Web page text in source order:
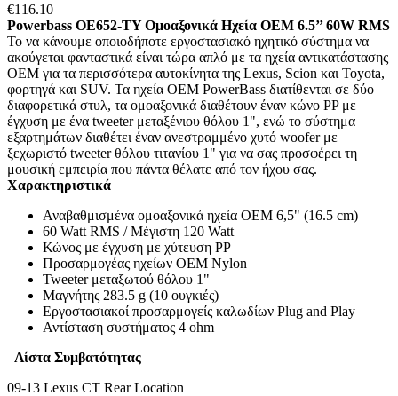
€116.10
Powerbass OE652-TY Ομοαξονικά Ηχεία ΟΕΜ 6.5’’ 60W RMS
Το να κάνουμε οποιοδήποτε εργοστασιακό ηχητικό σύστημα να
ακούγεται φανταστικά είναι τώρα απλό με τα ηχεία αντικατάστασης
ΟΕΜ για τα περισσότερα αυτοκίνητα της Lexus, Scion και Toyota,
φορτηγά και SUV. Τα ηχεία OEM PowerBass διατίθενται σε δύο
διαφορετικά στυλ, τα ομοαξονικά διαθέτουν έναν κώνο PP με
έγχυση με ένα tweeter μεταξένιου θόλου 1", ενώ το σύστημα
εξαρτημάτων διαθέτει έναν ανεστραμμένο χυτό woofer με
ξεχωριστό tweeter θόλου τιτανίου 1" για να σας προσφέρει τη
μουσική εμπειρία που πάντα θέλατε από τον ήχου σας.
Χαρακτηριστικά
Αναβαθμισμένα ομοαξονικά ηχεία OEM 6,5" (16.5 cm)
60 Watt RMS / Μέγιστη 120 Watt
Κώνος με έγχυση με χύτευση PP
Προσαρμογέας ηχείων OEM Nylon
Tweeter μεταξωτού θόλου 1"
Μαγνήτης 283.5 g (10 ουγκιές)
Εργοστασιακοί προσαρμογείς καλωδίων Plug and Play
Αντίσταση συστήματος 4 ohm
Λίστα Συμβατότητας
09-13 Lexus CT Rear Location